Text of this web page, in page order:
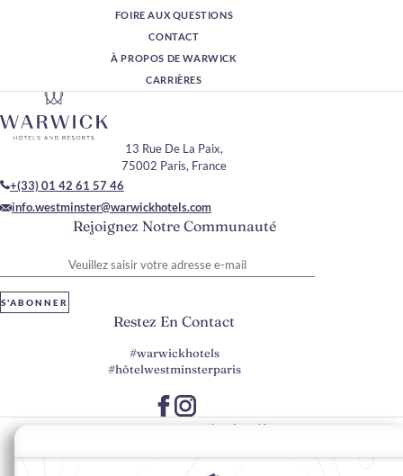
En savoir plus
FOIRE AUX QUESTIONS
CONTACT
À PROPOS DE WARWICK
CARRIÈRES
Rejoignez Notre Communauté
S'ABONNER
13 Rue De La Paix,
75002 Paris, France
+(33) 01 42 61 57 46
info.westminster@warwickhotels.com
Restez En Contact
#warwickhotels
#hôtelwestminsterparis
Préférences en matière de cookies
Accessibilité du Web